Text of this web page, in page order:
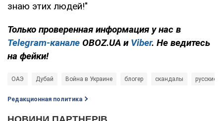
знаю этих людей!"
Только проверенная информация у нас в
Telegram-канале OBOZ.UA и Viber. Не ведитесь
на фейки!
ОАЭ Дубай Война в Украине блогер скандалы русские
Редакционная политика